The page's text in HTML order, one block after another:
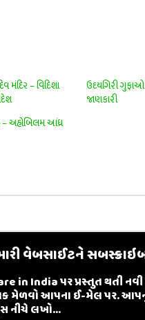
મંદિર – વિદિશા
ઉદયગિરી ગુફાઓ
જાણકારી
અહોબિલમ આંધ્ર
વેબસાઈટને
in India પર પ્રસ્તુત થતી નવી
મેળવો આપના ઈ-મેલ પર.
નીચે લખો...